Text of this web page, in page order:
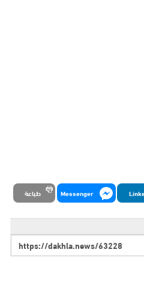
Messenger طباعة